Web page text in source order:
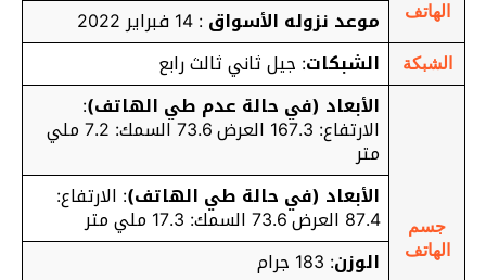
الهاتف
موعد نزوله الأسواق: 14 فبراير 2022
الشبكة الشبكات: جيل ثاني ثالث رابع
جسم
الهاتف
الأبعاد (في حالة عدم طي الهاتف):
الارتفاع: 167.3 العرض 73.6 السمك: 7.2 ملي
متر
الأبعاد (في حالة طي الهاتف): الارتفاع:
87.4 العرض 73.6 السمك: 17.3 ملي متر
الوزن: 183 جرام